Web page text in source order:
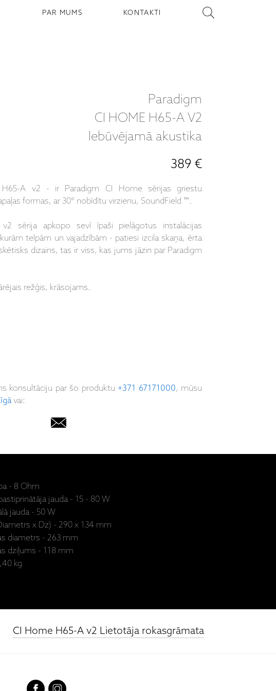
PAR MUMS KONTAKTI
Paradigm
CI HOME H65-A V2
Iebūvējamā akustika
389 €
A v2 - ir Paradigm CI Home sērijas griestu
formas, ar 30° nobīdītu virzienu, SoundField ™.
sērija apkopo sevī īpaši pielāgotus instalācijas
telpām un vajadzībām - patiesi izcila skaņa, ērta
dizains, tas ir viss, kas jums jāzin par Paradigm
režģis, krāsojams.
konsultāciju par šo produktu+371 67171000, mūsu
vai:
- 8 Ohm
jauda - 15 - 80 W
jauda - 50 W
x Dz) - 290 x 134 mm
diametrs - 263 mm
dziļums - 118 mm
kg
CI Home H65-A v2 Lietotāja rokasgrāmata